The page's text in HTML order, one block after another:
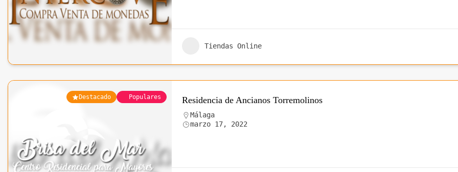
Tiendas Online
Destacado Populares Residencia de Ancianos Torremolinos
Málaga
marzo 17, 2022